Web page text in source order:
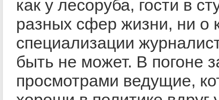
как у лесоруба, гости в
разных сфер жизни, ни о
специализации
быть не может. В погоне
просмотрами ведущие,